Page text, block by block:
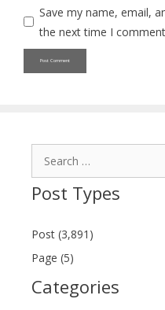
Save my name, email,
the next time I
Post Types
Post (3,891)
Page (5)
Categories